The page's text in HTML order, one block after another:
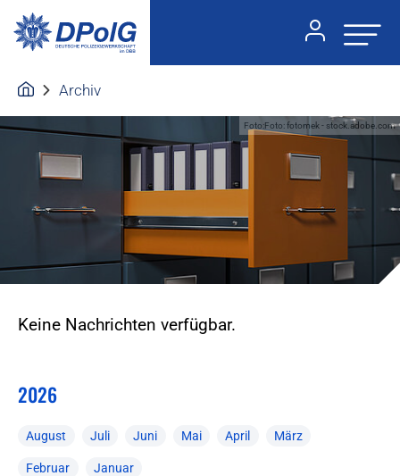
Archiv
Foto:Foto: fotomek - stock.adobe.com
Keine Nachrichten verfügbar.
2026
August Juli Juni Mai April März
Februar Januar